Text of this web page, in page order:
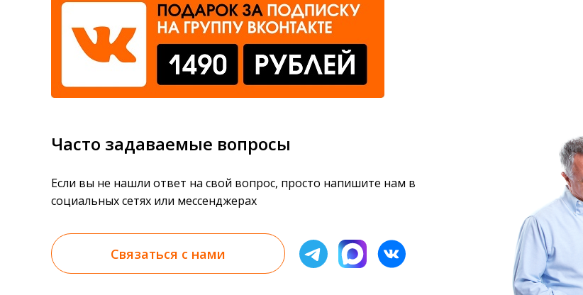
Часто задаваемые вопросы
Если вы не нашли ответ на свой вопрос, просто напишите нам в
социальных сетях или мессенджерах
Связаться с нами